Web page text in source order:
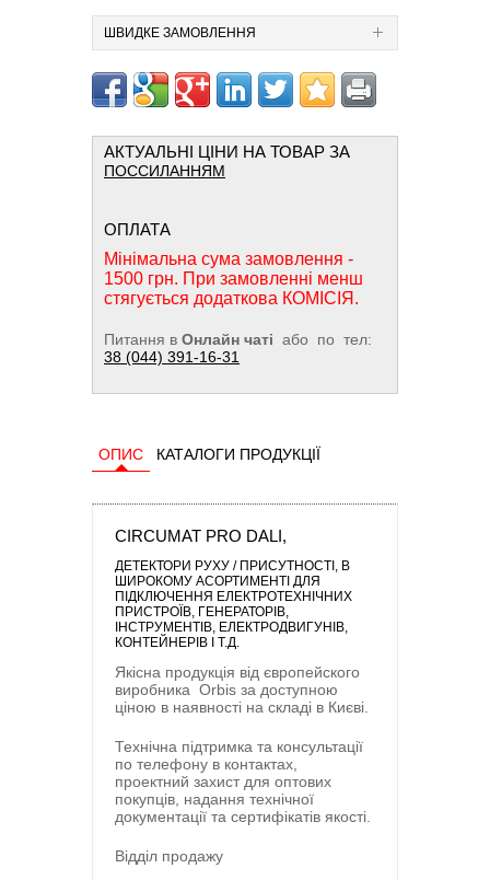
ШВИДКЕ ЗАМОВЛЕННЯ
АКТУАЛЬНІ ЦІНИ НА ТОВАР ЗА
ПОССИЛАННЯМ
ОПЛАТА
Мінімальна сума замовлення -
1500 грн. При замовленні менш
стягується додаткова КОМІСІЯ.
Питання в Онлайн чаті або по тел:
38 (044) 391-16-31
ОПИС КАТАЛОГИ ПРОДУКЦІЇ
CIRCUMAT PRO DALI,
ДЕТЕКТОРИ РУХУ / ПРИСУТНОСТІ , В
ШИРОКОМУ АСОРТИМЕНТІ ДЛЯ
ПІДКЛЮЧЕННЯ ЕЛЕКТРОТЕХНІЧНИХ
ПРИСТРОЇВ, ГЕНЕРАТОРІВ,
ІНСТРУМЕНТІВ, ЕЛЕКТРОДВИГУНІВ,
КОНТЕЙНЕРІВ І Т.Д.
Якісна продукція від європейского
виробника Orbis за доступною
ціною в наявності на складі в Києві.
Технічна підтримка та консультації
по телефону в контактах,
проектний захист для оптових
покупців, надання технічної
документації та сертифікатів якості.
Відділ продажу